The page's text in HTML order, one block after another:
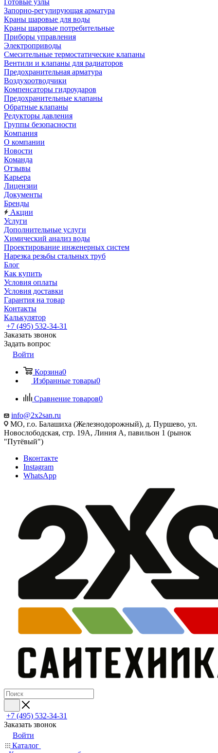
Готовые узлы
Запорно-регулирующая арматура
Краны шаровые для воды
Краны шаровые потребительные
Приборы управления
Электроприводы
Смесительные термостатические клапаны
Вентили и клапаны для радиаторов
Предохранительная арматура
Воздухоотводчики
Компенсаторы гидроударов
Предохранительные клапаны
Обратные клапаны
Редукторы давления
Группы безопасности
Компания
О компании
Новости
Команда
Отзывы
Карьера
Лицензии
Документы
Бренды
Акции
Услуги
Дополнительные услуги
Химический анализ воды
Проектирование инженерных систем
Нарезка резьбы стальных труб
Блог
Как купить
Условия оплаты
Условия доставки
Гарантия на товар
Контакты
Калькулятор
+7 (495) 532‑34‑31
Заказать звонок
Задать вопрос
Войти
Корзина0
Избранные товары0
Сравнение товаров0
info@2x2san.ru
МО, г.о. Балашиха (Железнодорожный), д. Пуршево, ул.
Новослободская, стр. 19А, Линия А, павильон 1 (рынок
"Путёвый")
Вконтакте
Instagram
WhatsApp
+7 (495) 532‑34‑31
Заказать звонок
Войти
Каталог